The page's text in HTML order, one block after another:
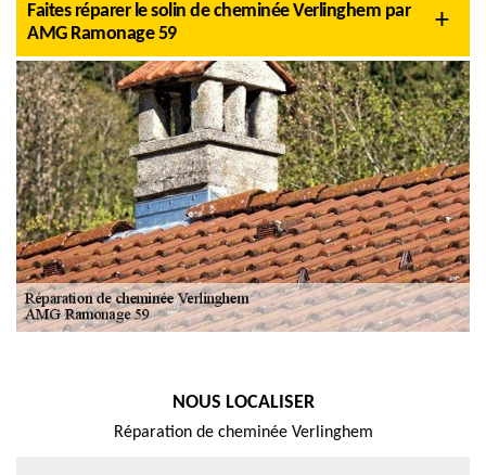
Faites réparer le solin de cheminée Verlinghem par
AMG Ramonage 59
NOUS LOCALISER
Réparation de cheminée Verlinghem